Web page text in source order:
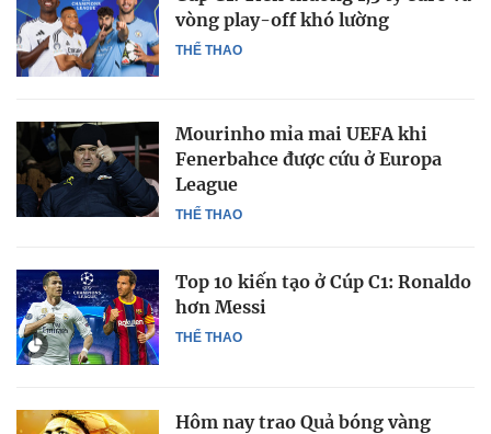
THỂ THAO
vòng play-off khó lường
THỂ THAO
Mourinho mỉa mai UEFA khi
Fenerbahce được cứu ở Europa
League
THỂ THAO
Top 10 kiến tạo ở Cúp C1: Ronaldo
hơn Messi
Hôm nay trao Quả bóng vàng